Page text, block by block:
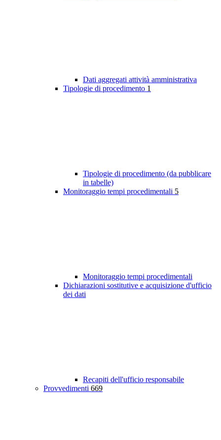
Dati aggregati attività amministrativa
Tipologie di procedimento 1
Tipologie di procedimento (da pubblicare
in tabelle)
Monitoraggio tempi procedimentali 5
Monitoraggio tempi procedimentali
Dichiarazioni sostitutive e acquisizione d'ufficio
dei dati
Recapiti dell'ufficio responsabile
Provvedimenti 669